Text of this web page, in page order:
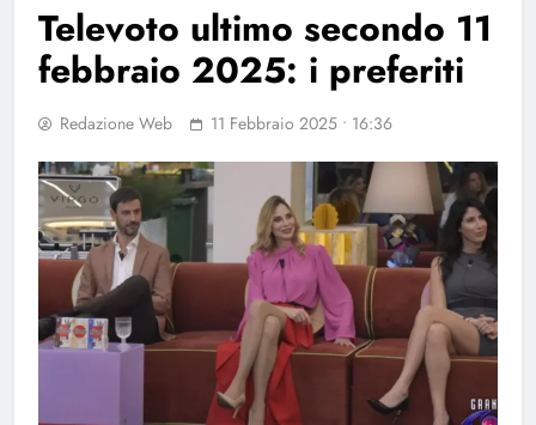
Televoto ultimo secondo 11
febbraio 2025: i preferiti
Redazione Web 11 Febbraio 2025 • 16:36